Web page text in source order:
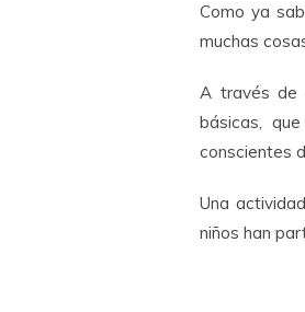
Como ya
muchas
A través de
básicas,
conscientes
Una
niños han